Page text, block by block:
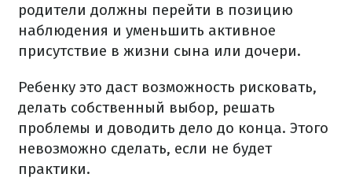
родители должны перейти в позицию
наблюдения и уменьшить активное
присутствие в жизни сына или дочери.
Ребенку это даст возможность рисковать,
делать собственный выбор, решать
проблемы и доводить дело до конца. Этого
невозможно сделать, если не будет
практики.